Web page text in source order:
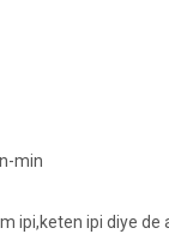
ipi,keten ipi diye de